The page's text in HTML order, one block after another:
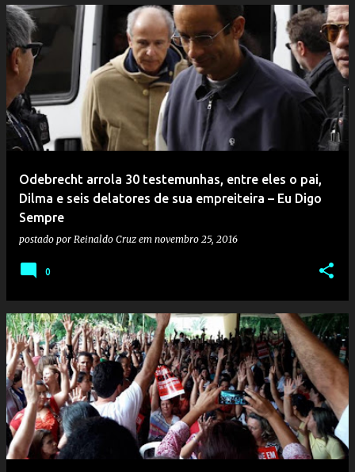
Odebrecht arrola 30 testemunhas, entre eles o pai,
Dilma e seis delatores de sua empreiteira – Eu Digo
Sempre
postado por Reinaldo Cruz em novembro 25, 2016
0